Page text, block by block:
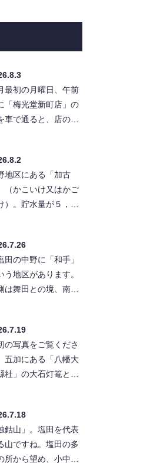
最初の月曜日、午前
「梅光堂新町店」の
車で通ると、店の前
店…
地区にある「加古
（かこいけ又はかご
）。貯水量が５，８
入ります…
田の中野に「和手」
う地区があります。
は舞田との境、南に
北…
の写真をご覧くださ
五加にある「八幡大
社」の大石灯篭と幟
って「…
鈷山」。塩田を代表
山ですね。塩田の多
所から望め、小中学